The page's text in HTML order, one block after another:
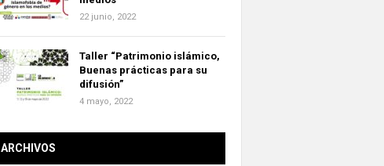
22 junio, 2022
Taller “Patrimonio islámico,
Buenas prácticas para su
difusión”
4 mayo, 2022
ARCHIVOS